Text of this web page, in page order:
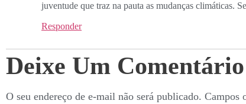
juventude que traz na pauta as mudanças climáticas.
Responder
Deixe Um Comentário
O seu endereço de e-mail não será publicado. Campos